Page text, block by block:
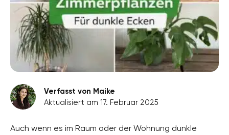
Verfasst von Maike
Aktualisiert am 17. Februar 2025
Auch wenn es im Raum oder der Wohnung dunkle